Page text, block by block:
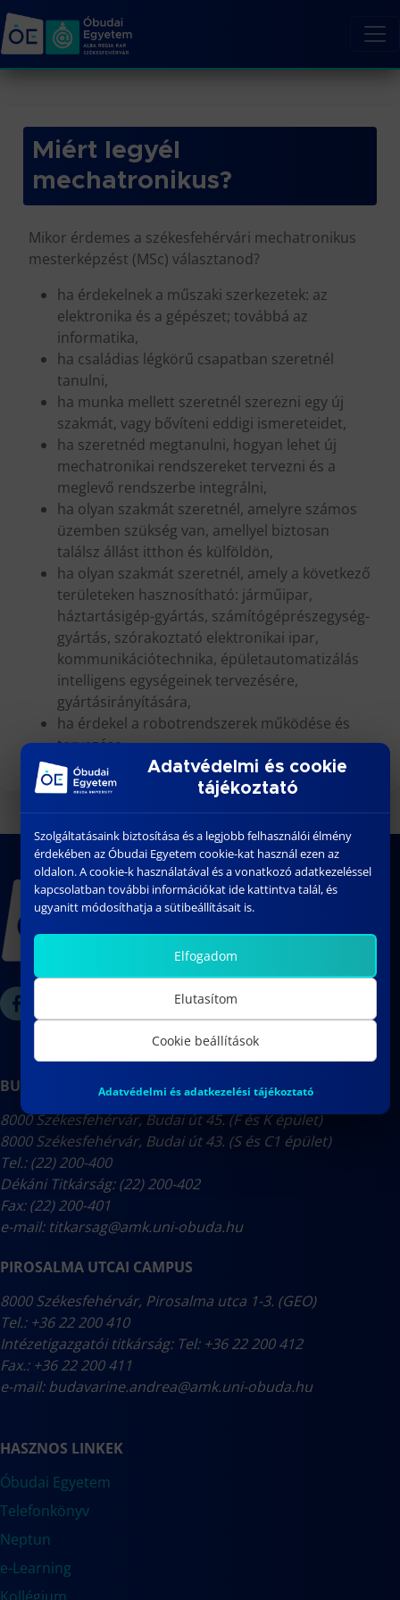
Miért legyél
mechatronikus?
Mikor érdemes a székesfehérvári mechatronikus
mesterképzést (MSc) választanod?
ha érdekelnek a műszaki szerkezetek: az
elektronika és a gépészet; továbbá az
informatika,
ha családias légkörű csapatban szeretnél
tanulni,
ha munka mellett szeretnél szerezni egy új
szakmát, vagy bővíteni eddigi ismereteidet,
ha szeretnéd megtanulni, hogyan lehet új
mechatronikai rendszereket tervezni és a
meglevő rendszerbe integrálni,
ha olyan szakmát szeretnél, amelyre számos
üzemben szükség van, amellyel biztosan
találsz állást itthon és külföldön,
ha olyan szakmát szeretnél, amely a következő
területeken hasznosítható: járműipar,
háztartásigép-gyártás, számítógéprészegység-
gyártás, szórakoztató elektronikai ipar,
kommunikációtechnika, épületautomatizálás
intelligens egységeinek tervezésére,
gyártásirányítására,
ha érdekel a robotrendszerek működése és
tervezése.
BUDAI ÚTI CAMPUS
8000 Székesfehérvár, Budai út 45. (F és K épület)
8000 Székesfehérvár, Budai út 43. (S és C1 épület)
Tel.: (22) 200-400
Dékáni Titkárság: (22) 200-402
Fax: (22) 200-401
e-mail: titkarsag@amk.uni-obuda.hu
PIROSALMA UTCAI CAMPUS
8000 Székesfehérvár, Pirosalma utca 1-3. (GEO)
Tel.: +36 22 200 410
Intézetigazgatói titkárság: Tel: +36 22 200 412
Fax.: +36 22 200 411
e-mail:budavarine.andrea@amk.uni-obuda.hu
HASZNOS LINKEK
Óbudai Egyetem
Telefonkönyv
Neptun
e-Learning
Adatvédelmi és cookie
tájékoztató
Szolgáltatásaink biztosítása és a legjobb felhasználói élmény
érdekében az Óbudai Egyetem cookie-kat használ ezen az
oldalon. A cookie-k használatával és a vonatkozó adatkezeléssel
kapcsolatban további információkat ide kattintva talál, és
ugyanitt módosíthatja a sütibeállításait is.
Elfogadom
Elutasítom
Cookie beállítások
Adatvédelmi és adatkezelési tájékoztató